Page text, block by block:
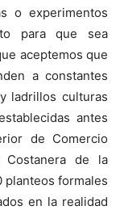
o experimentos
para que sea
aceptemos que
a constantes
ladrillos culturas
antes
de Comercio
Costanera de la
planteos formales
en la realidad